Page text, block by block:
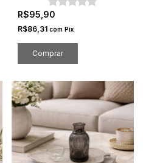
R$95,90
R$86,31 com Pix
Comprar